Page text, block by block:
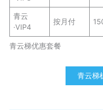
青云
·VIP4
按月付
青云梯优惠套餐
青云梯